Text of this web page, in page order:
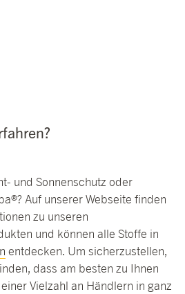
und Sonnenschutz oder
Auf unserer Webseite finden
zu unseren
und können alle Stoffe in
entdecken. Um sicherzustellen,
dass am besten zu Ihnen
Vielzahl an Händlern in ganz